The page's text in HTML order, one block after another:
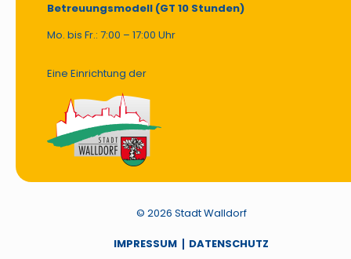
Betreuungsmodell (GT 10 Stunden)
Mo. bis Fr.: 7:00 – 17:00 Uhr
Eine Einrichtung der
© 2026 Stadt Walldorf
IMPRESSUM DATENSCHUTZ